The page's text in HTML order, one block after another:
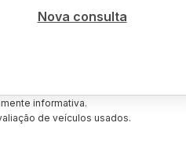
Nova consulta
informativa.
de veículos usados.